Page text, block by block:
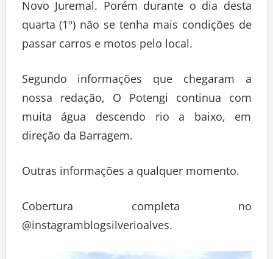
Novo Juremal. Porém durante o dia desta
quarta (1º) não se tenha mais condições de
passar carros e motos pelo local.
Segundo informações que chegaram a
nossa redação, O Potengi continua com
muita água descendo rio a baixo, em
direção da Barragem.
Outras informações a qualquer momento.
Cobertura completa no
@instagramblogsilverioalves.